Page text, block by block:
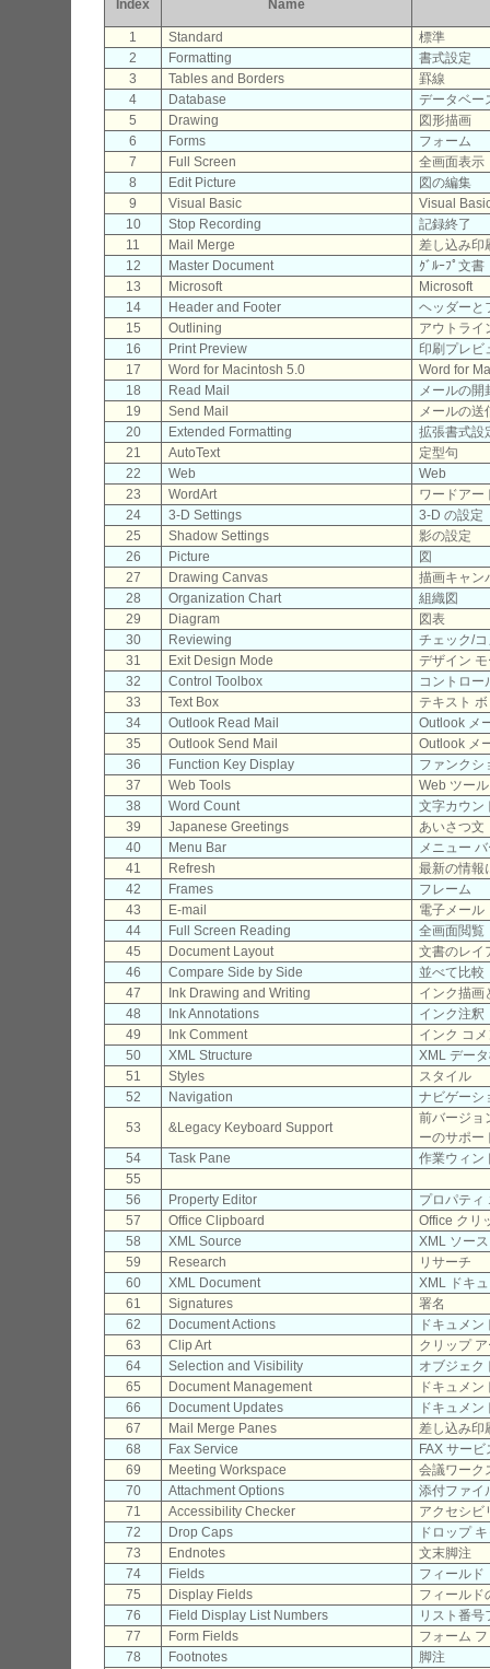
Index Name
1 Standard
標準
2
Formatting
書式設定
3
Tables and Borders
罫線
4
Database
データベー
5
Drawing
図形描画
6
Forms
フォーム
7
Full Screen
全画面表示
8
Edit Picture
図の編集
9
Visual Basic
Visual
10
Stop Recording
記録終了
11
Mail Merge
差し込み印
12
Master Document
ｸﾞﾙｰﾌﾟ文書
13
Microsoft
Microsoft
14
Header and Footer
ヘッダーと
15
Outlining
アウトライ
16
Print Preview
印刷プレビ
17
Word for Macintosh 5.0
Word for
18
Read Mail
メールの開
19
Send Mail
メールの送
20
Extended Formatting
拡張書式設
21
AutoText
定型句
22
Web
Web
23
WordArt
ワードアー
24
3-D Settings
3-D の設定
25
Shadow Settings
影の設定
26
Picture
図
27
Drawing Canvas
描画キャン
28
Organization Chart
組織図
29
Diagram
図表
30
Reviewing
チェック/
31
Exit Design Mode
デザイン
32
Control Toolbox
コントロー
33
Text Box
テキスト
34
Outlook Read Mail
Outlook メ
35
Outlook Send Mail
Outlook メ
36
Function Key Display
ファンクシ
37
Web Tools
Web ツール
38
Word Count
文字カウン
39
Japanese Greetings
あいさつ文
40
Menu Bar
メニュー
41
Refresh
最新の情報
42
Frames
フレーム
43
E-mail
電子メール
44
Full Screen Reading
全画面閲覧
45
Document Layout
文書のレイ
46
Compare Side by Side
並べて比較
47
Ink Drawing and Writing
インク描画
48
Ink Annotations
インク注釈
49
Ink Comment
インク コ
50
XML Structure
XML デー
51
Styles
スタイル
52
Navigation
ナビゲーシ
53
&Legacy Keyboard Support
前バージョ
ーのサポー
54
Task Pane
作業ウィン
55
56
Property Editor
プロパティ
57
Office Clipboard
Office クリ
58
XML Source
XML ソース
59
Research
リサーチ
60
XML Document
XML ドキ
61
Signatures
署名
62
Document Actions
ドキュメ
63
Clip Art
クリップ
64
Selection and Visibility
オブジェク
65
Document Management
ドキュメン
66
Document Updates
ドキュメン
67
Mail Merge Panes
差し込み印
68
Fax Service
FAX サービ
69
Meeting Workspace
会議ワーク
70
Attachment Options
添付ファイ
71
Accessibility Checker
アクセシビ
72
Drop Caps
ドロップ
73
Endnotes
文末脚注
74
Fields
フィールド
75
Display Fields
フィールド
76
Field Display List Numbers
リスト番号
77
Form Fields
フォーム
78
Footnotes
脚注